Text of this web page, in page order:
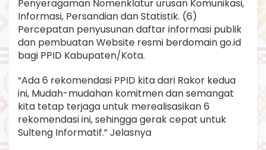
Penyeragaman Nomenklatur urusan Komunikasi,
Informasi, Persandian dan Statistik. (6)
Percepatan penyusunan daftar informasi publik
dan pembuatan Website resmi berdomain go.id
bagi PPID Kabupaten/Kota.
“Ada 6 rekomendasi PPID kita dari Rakor kedua
ini, Mudah-mudahan komitmen dan semangat
kita tetap terjaga untuk merealisasikan 6
rekomendasi ini, sehingga gerak cepat untuk
Sulteng Informatif.” Jelasnya